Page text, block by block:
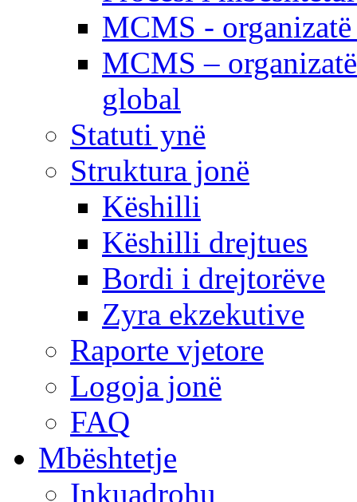
MCMS -
MCMS –
global
Statuti ynë
Struktura jonë
Këshilli
Këshilli drejtues
Bordi i drejtorëve
Zyra ekzekutive
Raporte vjetore
Logoja jonë
FAQ
Mbështetje
Inkuadrohu